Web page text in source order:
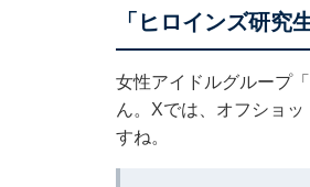
「ヒロインズ研究
女性アイドルグループ
ん。Xでは、オフショ
すね。